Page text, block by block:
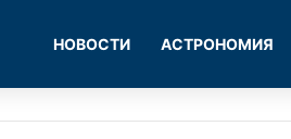
НОВОСТИ АСТРОНОМИЯ